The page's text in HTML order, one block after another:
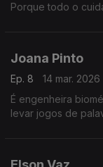
Porque todo o
Joana Pinto
Ep. 8
14 mar. 2026
É engenheira biomédica e
levar jogos de